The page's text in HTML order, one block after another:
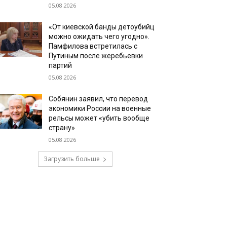
05.08.2026
«От киевской банды детоубийц
можно ожидать чего угодно».
Памфилова встретилась с
Путиным после жеребьевки
партий
05.08.2026
Собянин заявил, что перевод
экономики России на военные
рельсы может «убить вообще
страну»
05.08.2026
Загрузить больше